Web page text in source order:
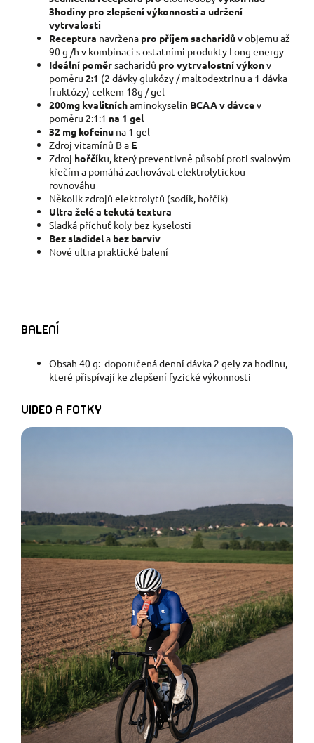
3hodiny pro zlepšení výkonnosti a udržení
vytrvalosti
Receptura navržena pro příjem sacharidův objemu až
90 g /h v kombinaci s ostatními produkty Long energy
Ideální poměrsacharidů pro vytrvalostní výkonv
poměru 2:1 (2 dávky glukózy / maltodextrinu a 1 dávka
fruktózy) celkem 18g / gel
200mg kvalitníchaminokyselin BCAA v dávcev
poměru 2:1:1 na 1 gel
32 mg kofeinu na 1 gel
Zdroj vitamínů B a E
Zdroj hořčíku, který preventivně působí proti svalovým
křečím a pomáhá zachovávat elektrolytickou
rovnováhu
Několik zdrojů elektrolytů (sodík, hořčík)
Ultra želé a tekutá textura
Sladká příchuť koly bez kyselosti
Bez sladidela bez barviv
Nové ultra praktické balení
BALENÍ
Obsah 40 g: doporučená denní dávka 2 gely za hodinu,
které přispívají ke zlepšení fyzické výkonnosti
VIDEO A FOTKY